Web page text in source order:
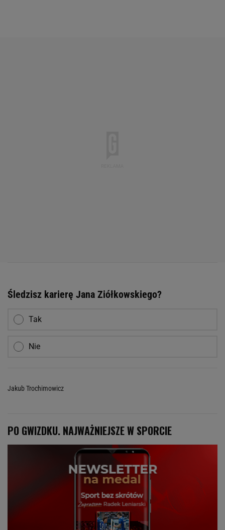
Śledzisz karierę Jana Ziółkowskiego?
Tak
Nie
Jakub Trochimowicz